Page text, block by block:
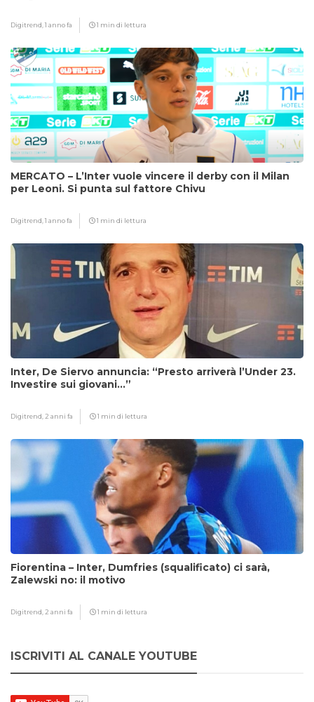
Digitrend,1 anno fa 1 min di lettura
MERCATO – L’Inter vuole vincere il derby con il Milan
per Leoni. Si punta sul fattore Chivu
Digitrend,1 anno fa 1 min di lettura
Inter, De Siervo annuncia: “Presto arriverà l’Under 23.
Investire sui giovani…”
Digitrend, 2 anni fa 1 min di lettura
Fiorentina – Inter, Dumfries (squalificato) ci sarà,
Zalewski no: il motivo
Digitrend, 2 anni fa 1 min di lettura
ISCRIVITI AL CANALE YOUTUBE